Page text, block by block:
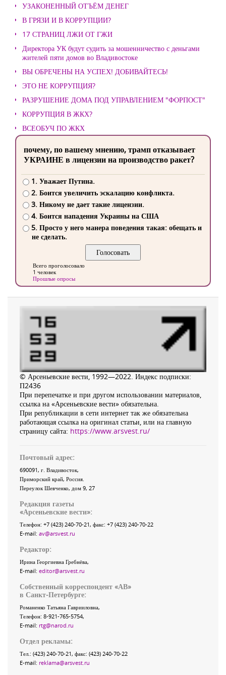
УЗАКОНЕННЫЙ ОТЪЁМ ДЕНЕГ
В ГРЯЗИ И В КОРРУПЦИИ?
17 СТРАНИЦ ЛЖИ ОТ ГЖИ
Директора УК будут судить за мошенничество с деньгами
жителей пяти домов во Владивостоке
ВЫ ОБРЕЧЕНЫ НА УСПЕХ! ДОБИВАЙТЕСЬ!
ЭТО НЕ КОРРУПЦИЯ?
РАЗРУШЕНИЕ ДОМА ПОД УПРАВЛЕНИЕМ "ФОРПОСТ"
КОРРУПЦИЯ В ЖКХ?
ВСЕОБУЧ ПО ЖКХ
почему, по вашему мнению, трамп отказывает
УКРАИНЕ в лицензии на производство ракет?
1. Уважает Путина.
2. Боится увеличить эскалацию конфликта.
3. Никому не дает такие лицензии.
4. Боится нападения Украины на США
5. Просто у него манера поведения такая: обещать и
не сделать.
Всего проголосовало
1 человек
Прошлые опросы
© Арсеньевские вести, 1992—2022. Индекс подписки:
П2436
При перепечатке и при другом использовании материалов,
ссылка на «Арсеньевские вести» обязательна.
При републикации в сети интернет так же обязательна
работающая ссылка на оригинал статьи, или на главную
страницу сайта: https://www.arsvest.ru/
Почтовый адрес:
690091, г. Владивосток,
Приморский край, Россия
Переулок Шевченко, дом 9, 27
Редакция газеты
«Арсеньевские вести»:
Телефон: +7 (423) 240-70-21, факс: +7 (423) 240-70-22
E-mail: av@arsvest.ru
Редактор:
Ирина Георгиевна Гребнёва,
E-mail: editor@arsvest.ru
Собственный корреспондент «АВ»
в Санкт-Петербурге:
Романенко Татьяна Гаврииловна,
Телефон: 8-921-765-5754,
E-mail: rtg@narod.ru
Отдел рекламы:
Тел.: (423) 240-70-21, факс: (423) 240-70-22
E-mail: reklama@arsvest.ru